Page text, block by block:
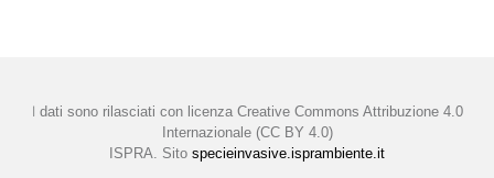
I dati sono rilasciati con licenza Creative Commons Attribuzione 4.0
Internazionale (CC BY 4.0)
ISPRA. Sito specieinvasive.isprambiente.it